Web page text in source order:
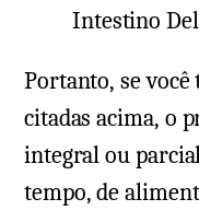
Intestino
Portanto, se você
citadas acima, o
integral ou
tempo, de